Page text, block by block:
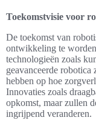
Toekomstvisie voor
De toekomst van
ontwikkeling te
technologieën zoals
geavanceerde
hebben op hoe
Innovaties zoals
opkomst, maar zullen
ingrijpend veranderen.